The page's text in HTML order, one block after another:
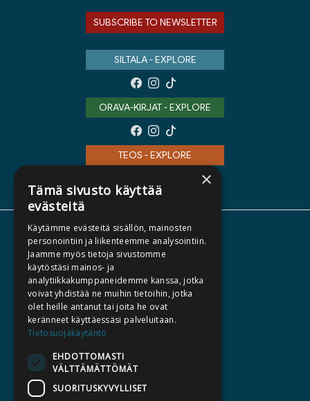
SUBSCRIBE TO NEWSLETTER
SILTALA - EXPLORE
ORAVA-KIRJAT - EXPLORE
TEOS - EXPLORE
ABOUT US
AUTHORS
CATALOGUES
WHAT'S NEW
COMMISSIONED BOOKS
BILLING ADDRESS
×
Tämä sivusto käyttää
evästeitä
Käytämme evästeitä sisällön, mainosten
personointiin ja liikenteemme analysointiin.
Jaamme myös tietoja sivustomme
käytöstäsi mainos- ja
analytiikkakumppaneidemme kanssa, jotka
voivat yhdistää ne muihin tietoihin, jotka
olet heille antanut tai joita he ovat
keränneet käyttäessäsi palveluitaan.
Tietosuojakäytäntö
EHDOTTOMASTI
VÄLTTÄMÄTTÖMÄT
SUORITUSKYVYLLISET